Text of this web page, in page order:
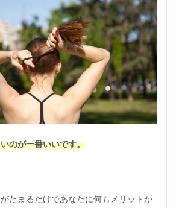
のが一番いいです。
たまるだけであなたに何もメリットが